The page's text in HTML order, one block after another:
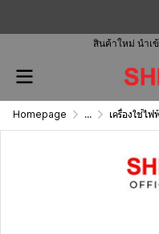
สินค้าใหม่ นำเ
Homepage ... เครื่องใช้ไฟ